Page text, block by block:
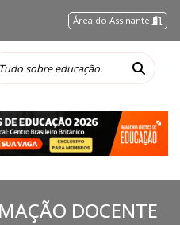
Área do Assinante
DOCENTE